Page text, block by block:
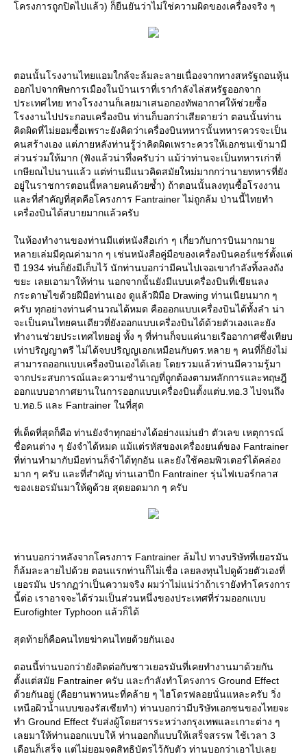
ครงการถูกปิดไปแล้ว) ก็ยืนยันว่าไม่ใช่ความผิดของเครื่องจริง ๆ
ตอนนั้นโรงงานไทยแอมใกล้จะล้มละลายเนื่องจากทางสหรัฐถอนหุ้น
ออกไปจากพิษการเมืองในบ้านเราที่เรากำลังไล่สหรัฐออกจาก
ประเทศไทย ทางโรงงานก็เลยมาเสนอกองทัพอากาศให้ช่วยซื้อ
รงงานไปประกอบเครื่องบิน ท่านก็บอกว่าเสียดายว่า ตอนนั้นท่าน
คิดผิดที่ไม่ยอมซื้อเพราะยังคิดว่าเครื่องบินทหารนั้นทหารควรจะเป็น
คนสร้างเอง แต่ภายหลังท่านรู้ว่าคิดผิดเพราะควรให้เอกชนเข้ามามี
ส่วนร่วมให้มาก (ฟังแล้วน่าทึ่งครับว่า แม้ว่าท่านจะเป็นทหารเก่าที่
เกษียณไปนานแล้ว แต่ท่านมีแนวคิดสมัยใหม่มากกว่านายทหารที่ยัง
อยู่ในราชการตอนนี้หลายคนด้วยซ้ำ) ถ้าตอนนั้นลงทุนซื้อโรงงาน
ละที่สำคัญที่สุดคือโครงการ Fantrainer ไม่ถูกล้ม ป่านนี้ไทยทำ
เครื่องบินได้สบายมากแล้วครับ
นห้องทำงานของท่านมีแต่หนังสือเก่า ๆ เกี่ยวกับการบินมากมา
หลายเล่มมีคุณค่ามาก ๆ เช่นหนังสือคู่มือของเครื่องบินคอร์แซร์ตั้งแต่
ปี 1934 ท่นก็ยังมีเก็บไว้ นักท่านบอกว่ามีคนไปเจอเขากำลังทิ้งลงถัง
ขยะ เลยเอามาให้ท่าน นอกจากนั้นยังมีแบบเครื่องบินที่เขียนลง
กระดาษไขด้วยฝีมือท่านเอง ดูแล้วฝีมือ Drawing ท่านเนียนมาก ๆ
ครับ ทุกอย่างท่านคำนวณได้หมด คือออกแบบเครื่องบินได้ทั้งลำ น่า
จะเป็นคนไทยคนเดียวที่ยังออกแบบเครื่องบินได้ด้วยตัวเองและยัง
ทำงานช่วยประเทศไทยอยู่ ทั้ง ๆ ที่ท่านก็จบแค่นายเรืออากาศซึ่งเทียบ
เท่าปริญญาตรี ไม่ได้จบปริญญเอกเหมือนกับดร.หลาย ๆ คนที่ก็ยังไม่
สามารถออกแบบเครื่องบินเองได้เลย โดยรวมแล้วท่านมีความรู้มา
จากประสบการณ์และความชำนาญที่ถูกต้องตามหลักการและทฤษฎี
ออกแบบอากาศยานในการออกแบบเครื่องบินตั้งแต่บ.ทอ.3 ไปจนถึง
บ.ทอ.5 และ Fantrainer ในที่สุด
ที่เด็ดที่สุดก็คือ ท่านยังจำทุกอย่างได้อย่างแม่นยำ ตัวเลข เหตุการณ์
ชื่อคนต่าง ๆ ยังจำได้หมด แม้แต่รหัสของเครื่องยนต์ของ Fantrainer
ที่ท่านทำมากับมือท่านก็จำได้ทุกอัน และยังใช้คอมพิวเตอร์ได้คล่อง
มาก ๆ ครับ และที่สำคัญ ท่านเอาปีก Fantrainer รุ่นไฟเบอร์กลาส
ของเยอรมันมาให้ดูด้วย สุดยอดมาก ๆ ครับ
ท่านบอกว่าหลังจากโครงการ Fantrainer ล้มไป ทางบริษัทที่เยอรมัน
ก็ล้มละลายไปด้วย ตอนแรกท่านก็ไม่เชื่อ เลยลงทุนไปดูด้วยตัวเองที่
เยอรมัน ปรากฏว่าเป็นความจริง ผมว่าไม่แน่ว่าถ้าเรายังทำโครงการ
นี้ต่อ เราอาจจะได้ร่วมเป็นส่วนหนึ่งของประเทศที่ร่วมออกแบบ
Eurofighter Typhoon แล้วก็ได้
สุดท้ายก็คือคนไทยฆ่าคนไทยด้วยกันเอง
ตอนนี้ท่านบอกว่ายังติดต่อกับชาวเยอรมันที่เคยทำงานมาด้วยกัน
ตั้งแต่สมัย Fantrainer ครับ และกำลังทำโครงการ Ground Effect
ด้วยกันอยู่ (คือยานพาหนะที่คล้าย ๆ ไฮโดรฟลอยนั่นแหละครับ วิ่ง
เหนือผิวน้ำแบบของรัสเซียทำ) ท่านบอกว่ามีบริษัทเอกชนของไทยจะ
ทำ Ground Effect รับส่งผู้โดยสารระหว่างกรุงเทพและเกาะต่าง ๆ
เลยมาให้ท่านออกแบบให้ ท่านออกก็แบบให้เสร็จสรรพ ใช้เวลา 3
เดือนก็เสร็จ แต่ไม่ยอมจดสิทธิบัตรไว้กับตัว ท่านบอกว่าเอาไปเล